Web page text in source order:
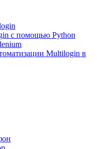
с помощью Python
Multilogin в